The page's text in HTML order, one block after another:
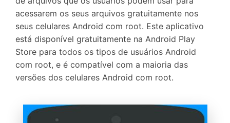
acessarem os seus arquivos gratuitamente nos
seus celulares Android com root. Este aplicativo
está disponível gratuitamente na Android Play
Store para todos os tipos de usuários Android
com root, e é compatível com a maioria das
versões dos celulares Android com root.